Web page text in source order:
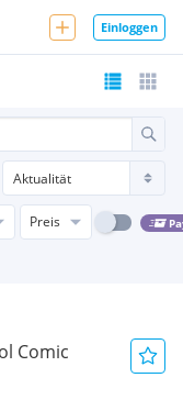
Einloggen
Preis
Comic